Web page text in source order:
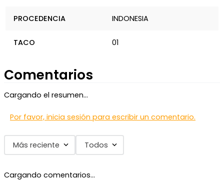
PROCEDENCIA INDONESIA
TACO 01
Comentarios
Cargando el resumen…
Por favor, inicia sesión para escribir un comentario.
Más reciente Todos
Cargando comentarios…